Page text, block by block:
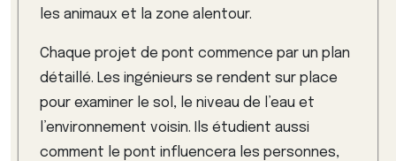
les animaux et la zone alentour.
Chaque projet de pont commence par un plan
détaillé. Les ingénieurs se rendent sur place
pour examiner le sol, le niveau de l’eau et
l’environnement voisin. Ils étudient aussi
comment le pont influencera les personnes,